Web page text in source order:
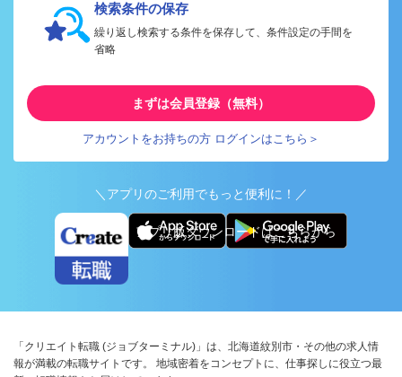
検索条件の保存
繰り返し検索する条件を保存して、条件設定の手間を
省略
まずは会員登録（無料）
アカウントをお持ちの方 ログインはこちら＞
＼アプリのご利用でもっと便利に！／
アプリ版ダウンロードはこちらから
「クリエイト転職 (ジョブターミナル)」は、北海道紋別市・その他の求人情
報が満載の転職サイトです。 地域密着をコンセプトに、仕事探しに役立つ最